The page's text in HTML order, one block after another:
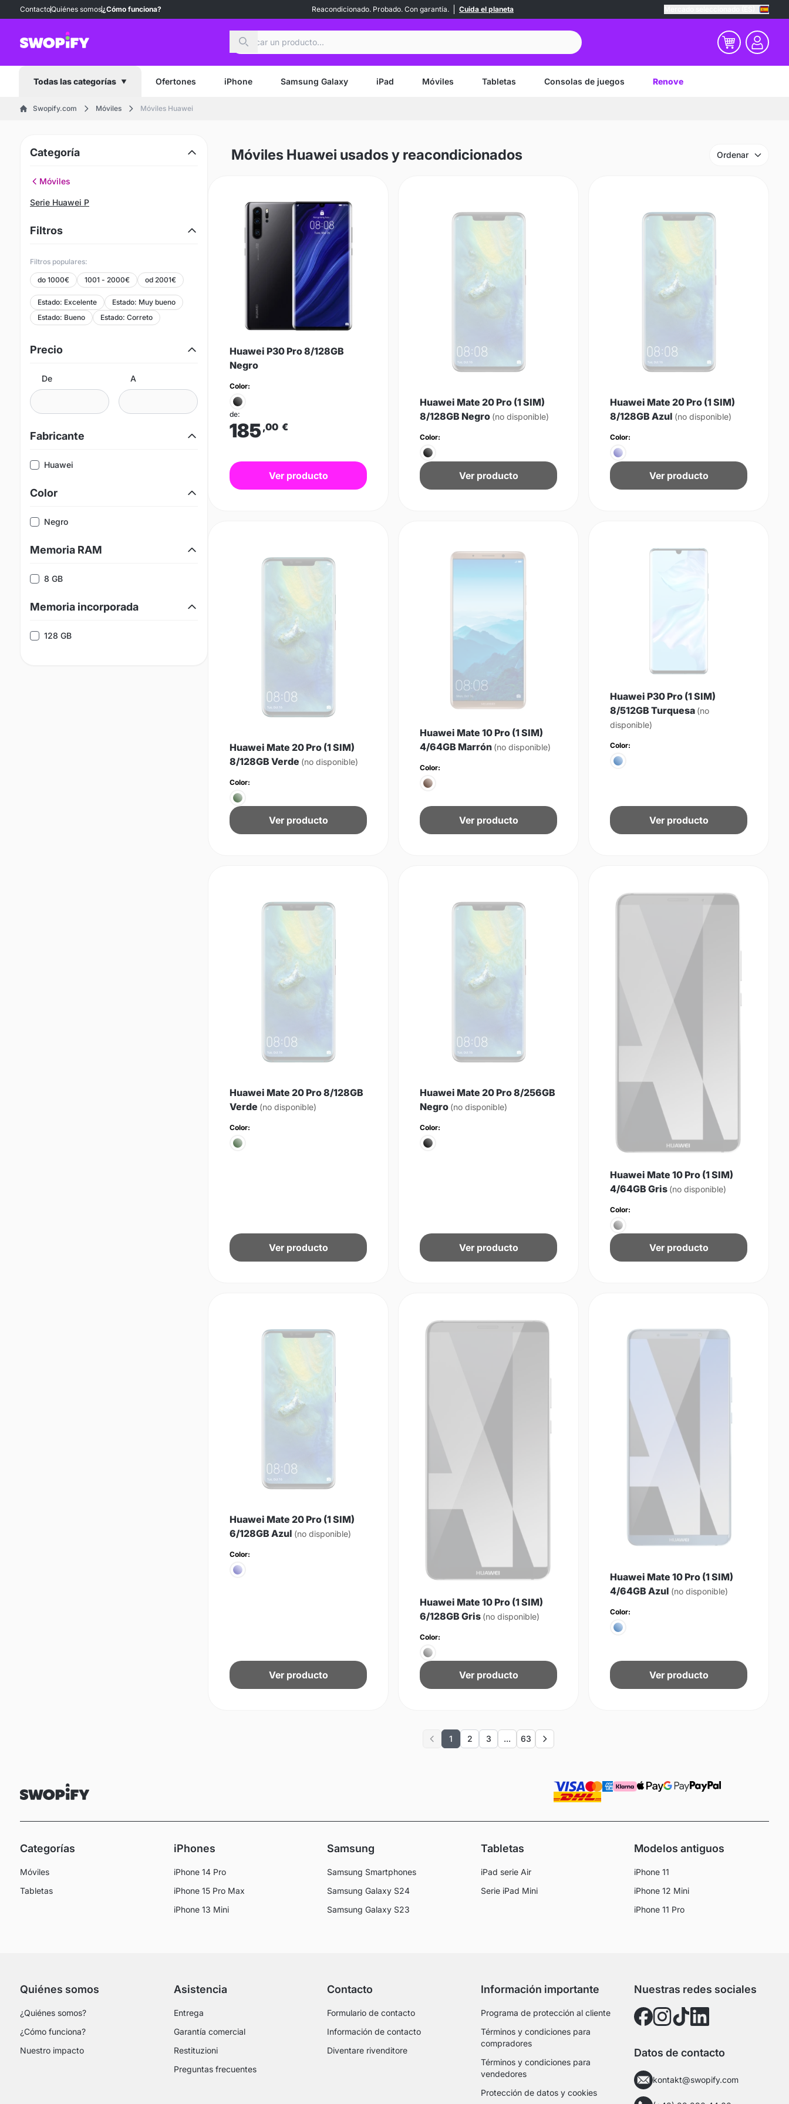
ContactoQuiénes somos¿Cómo funciona? Reacondicionado. Probado. Con garantía. Cuida el planeta
Todas las categorías Ofertones iPhone Samsung Galaxy iPad Móviles Tabletas Consolas de juegos Renove
Swopify.com Móviles Móviles Huawei
Categoría
Móviles
Serie Huawei P
Filtros
Filtros populares:
do 1000€ 1001 - 2000€ od 2001€
Estado: Excelente
Estado: Muy bueno
Estado: Bueno
Estado: Correto
Precio
De A
Fabricante
Huawei
Color
Negro
Memoria RAM
8 GB
Memoria incorporada
128 GB
Móviles Huawei usados y reacondicionados Ordenar
Huawei P30 Pro 8/128GB
Negro
Color:
de:
185,00 €
Ver producto
Huawei Mate 20 Pro (1 SIM)
8/128GB Negro (no disponible)
Color:
Ver producto
Huawei Mate 20 Pro (1 SIM)
8/128GB Azul (no disponible)
Color:
Ver producto
Huawei Mate 20 Pro (1 SIM)
8/128GB Verde (no disponible)
Color:
Ver producto
Huawei Mate 10 Pro (1 SIM)
4/64GB Marrón (no disponible)
Color:
Ver producto
Huawei P30 Pro (1 SIM)
8/512GB Turquesa (no
disponible)
Color:
Ver producto
Huawei Mate 20 Pro 8/128GB
Verde (no disponible)
Color:
Ver producto
Huawei Mate 20 Pro 8/256GB
Negro (no disponible)
Color:
Ver producto
Huawei Mate 10 Pro (1 SIM)
4/64GB Gris (no disponible)
Color:
Ver producto
Huawei Mate 20 Pro (1 SIM)
6/128GB Azul (no disponible)
Color:
Ver producto
Huawei Mate 10 Pro (1 SIM)
6/128GB Gris (no disponible)
Color:
Ver producto
Huawei Mate 10 Pro (1 SIM)
4/64GB Azul (no disponible)
Color:
Ver producto
Previous
1 2 3 ... 63 Next
Categorías
Móviles
Tabletas
iPhones
iPhone 14 Pro
iPhone 15 Pro Max
iPhone 13 Mini
Samsung
Samsung Smartphones
Samsung Galaxy S24
Samsung Galaxy S23
Tabletas
iPad serie Air
Serie iPad Mini
Modelos antiguos
iPhone 11
iPhone 12 Mini
iPhone 11 Pro
Quiénes somos
¿Quiénes somos?
¿Cómo funciona?
Nuestro impacto
Asistencia
Entrega
Garantía comercial
Restituzioni
Preguntas frecuentes
Contacto
Formulario de contacto
Información de contacto
Diventare rivenditore
Información importante
Programa de protección al cliente
Términos y condiciones para
compradores
Términos y condiciones para
vendedores
Protección de datos y cookies
Nuestras redes sociales
Datos de contacto
kontakt@swopify.com